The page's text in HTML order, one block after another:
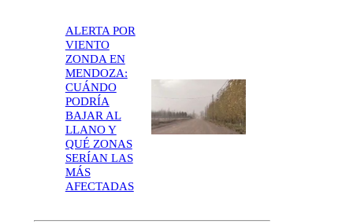
ALERTA POR
VIENTO
ZONDA EN
MENDOZA:
CUÁNDO
PODRÍA
BAJAR AL
LLANO Y
QUÉ ZONAS
SERÍAN LAS
MÁS
AFECTADAS